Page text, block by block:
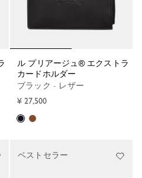
ル プリアージュ® エクストラ
カードホルダー
ブラック - レザー
¥ 27,500
ベストセラー